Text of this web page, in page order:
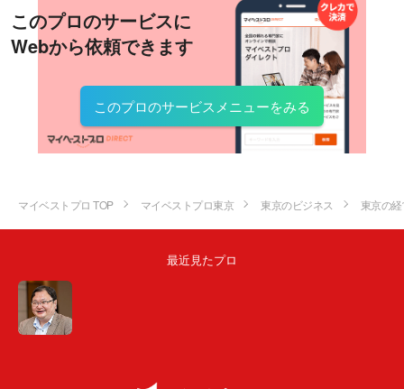
このプロのサービスに
Webから依頼できます
このプロのサービスメニューをみる
マイベストプロ TOP マイベストプロ東京 東京のビジネス 東京の
最近見たプロ